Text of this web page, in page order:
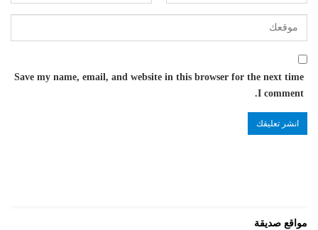
Save my name, email, and website in this browser for the next time
I comment.
مواقع صديقة